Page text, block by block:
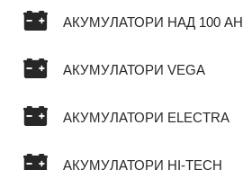
АКУМУЛАТОРИ НАД 100 AH
АКУМУЛАТОРИ VEGA
АКУМУЛАТОРИ ELECTRA
АКУМУЛАТОРИ HI-TECH